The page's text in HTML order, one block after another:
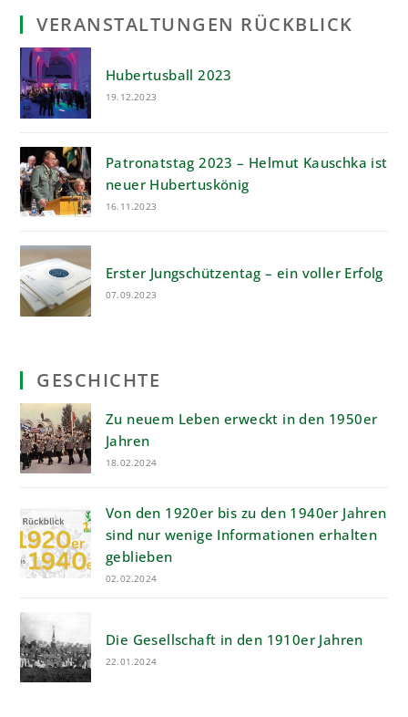
VERANSTALTUNGEN RÜCKBLICK
Hubertusball 2023
19.12.2023
Patronatstag 2023 – Helmut Kauschka ist
neuer Hubertuskönig
16.11.2023
Erster Jungschützentag – ein voller Erfolg
07.09.2023
GESCHICHTE
Zu neuem Leben erweckt in den 1950er
Jahren
18.02.2024
Von den 1920er bis zu den 1940er Jahren
sind nur wenige Informationen erhalten
geblieben
02.02.2024
Die Gesellschaft in den 1910er Jahren
22.01.2024